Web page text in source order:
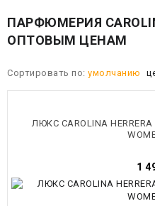
ПАРФЮМЕРИЯ
ОПТОВЫМ ЦЕНАМ
Сортировать по: умолчанию
ЛЮКС CAROLINA HERRERA
1